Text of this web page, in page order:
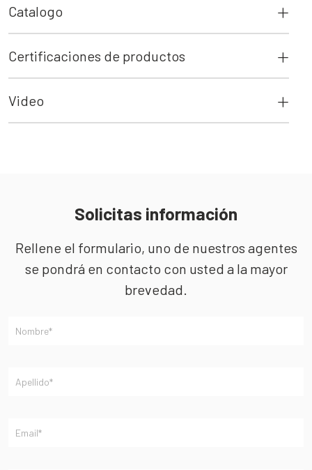
Catalogo
Certificaciones de productos
Video
Solicitas información
Rellene el formulario, uno de nuestros agentes
se pondrá en contacto con usted a la mayor
brevedad.